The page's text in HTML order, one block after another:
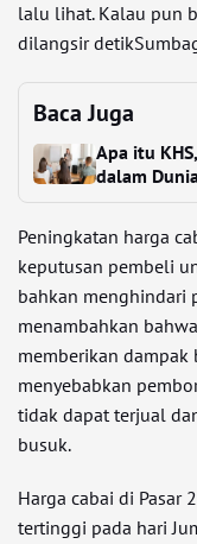
lalu lihat. Kalau pun
dilangsir
Baca Juga
Apa itu
dalam
Peningkatan harga
keputusan pembeli
bahkan menghindari
menambahkan
memberikan
menyebabkan
tidak dapat terjual
busuk.
Harga cabai di Pasar
tertinggi pada hari